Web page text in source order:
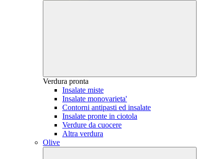
Verdura pronta
Insalate miste
Insalate monovarieta'
Contorni antipasti ed insalate
Insalate pronte in ciotola
Verdure da cuocere
Altra verdura
Olive